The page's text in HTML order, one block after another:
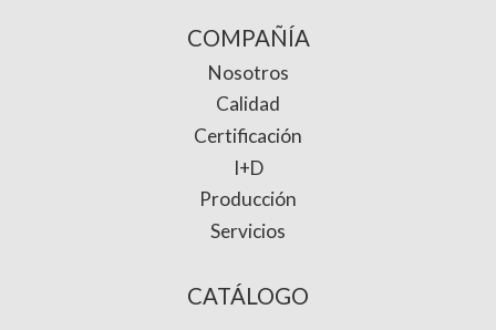
COMPAÑÍA
Nosotros
Calidad
Certificación
I+D
Producción
Servicios
CATÁLOGO